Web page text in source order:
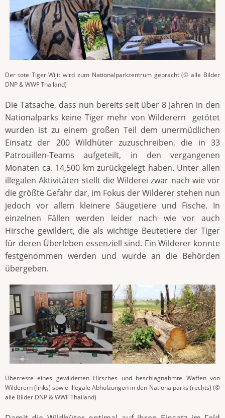
Der tote Tiger Wijit wird zum Nationalparkzentrum gebracht (© alle Bilder
DNP & WWF Thailand)
Die Tatsache, dass nun bereits seit über 8 Jahren in den
Nationalparks keine Tiger mehr von Wilderern getötet
wurden ist zu einem großen Teil dem unermüdlichen
Einsatz der 200 Wildhüter zuzuschreiben, die in 33
Patrouillen-Teams aufgeteilt, in den vergangenen
Monaten ca. 14,500 km zurückgelegt haben. Unter allen
illegalen Aktivitäten stellt die Wilderei zwar nach wie vor
die größte Gefahr dar, im Fokus der Wilderer stehen nun
jedoch vor allem kleinere Säugetiere und Fische. In
einzelnen Fällen werden leider nach wie vor auch
Hirsche gewildert, die als wichtige Beutetiere der Tiger
für deren Überleben essenziell sind. Ein Wilderer konnte
festgenommen werden und wurde an die Behörden
übergeben.
Überreste eines gewilderten Hirsches und beschlagnahmte Waffen von
Wilderern (links) sowie illegale Abholzungen in den Nationalparks (rechts) (©
alle Bilder DNP & WWF Thailand)